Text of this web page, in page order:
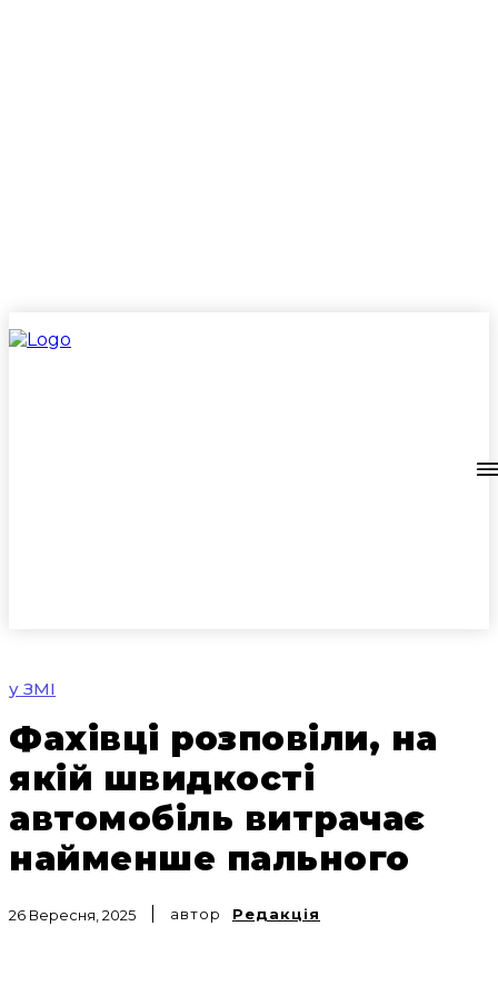
у ЗМІ
Фахівці розповіли, на
якій швидкості
автомобіль витрачає
найменше пального
26 Вересня, 2025 автор Редакція